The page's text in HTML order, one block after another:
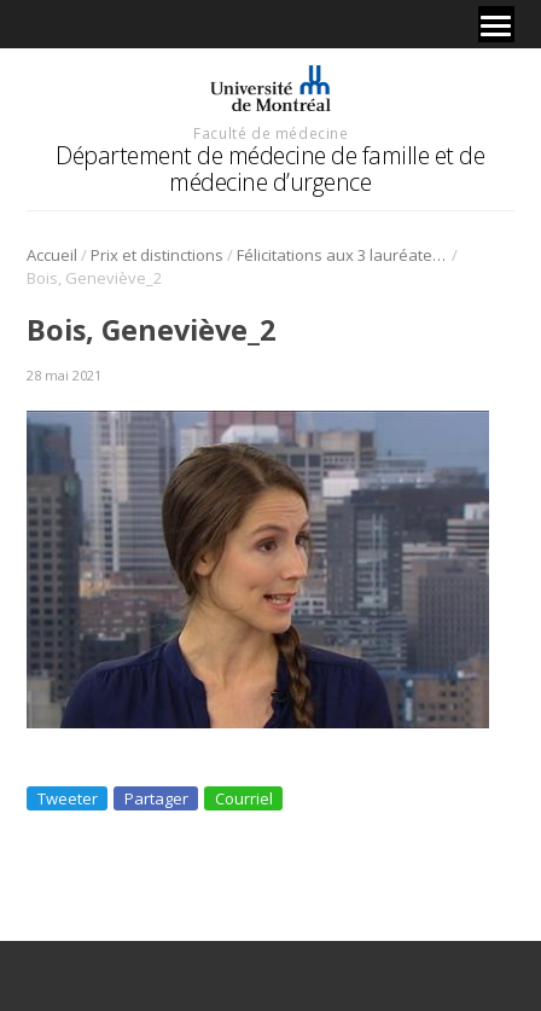
Faculté de médecine
Département de médecine de famille et de
médecine d’urgence
Accueil / Prix et distinctions / Félicitations aux 3 lauréates du DMFMU des Prix du recteur 2021 /
Bois, Geneviève_2
Bois, Geneviève_2
28 mai 2021
Tweeter Partager Courriel